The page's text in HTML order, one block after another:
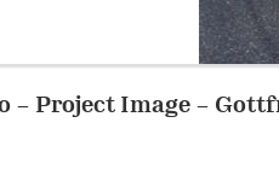
Bibliothek